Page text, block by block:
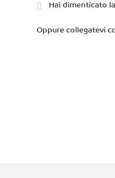
Hai dimenticato
Oppure collegatevi